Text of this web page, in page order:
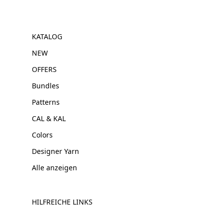
KATALOG
NEW
OFFERS
Bundles
Patterns
CAL & KAL
Colors
Designer Yarn
Alle anzeigen
HILFREICHE LINKS